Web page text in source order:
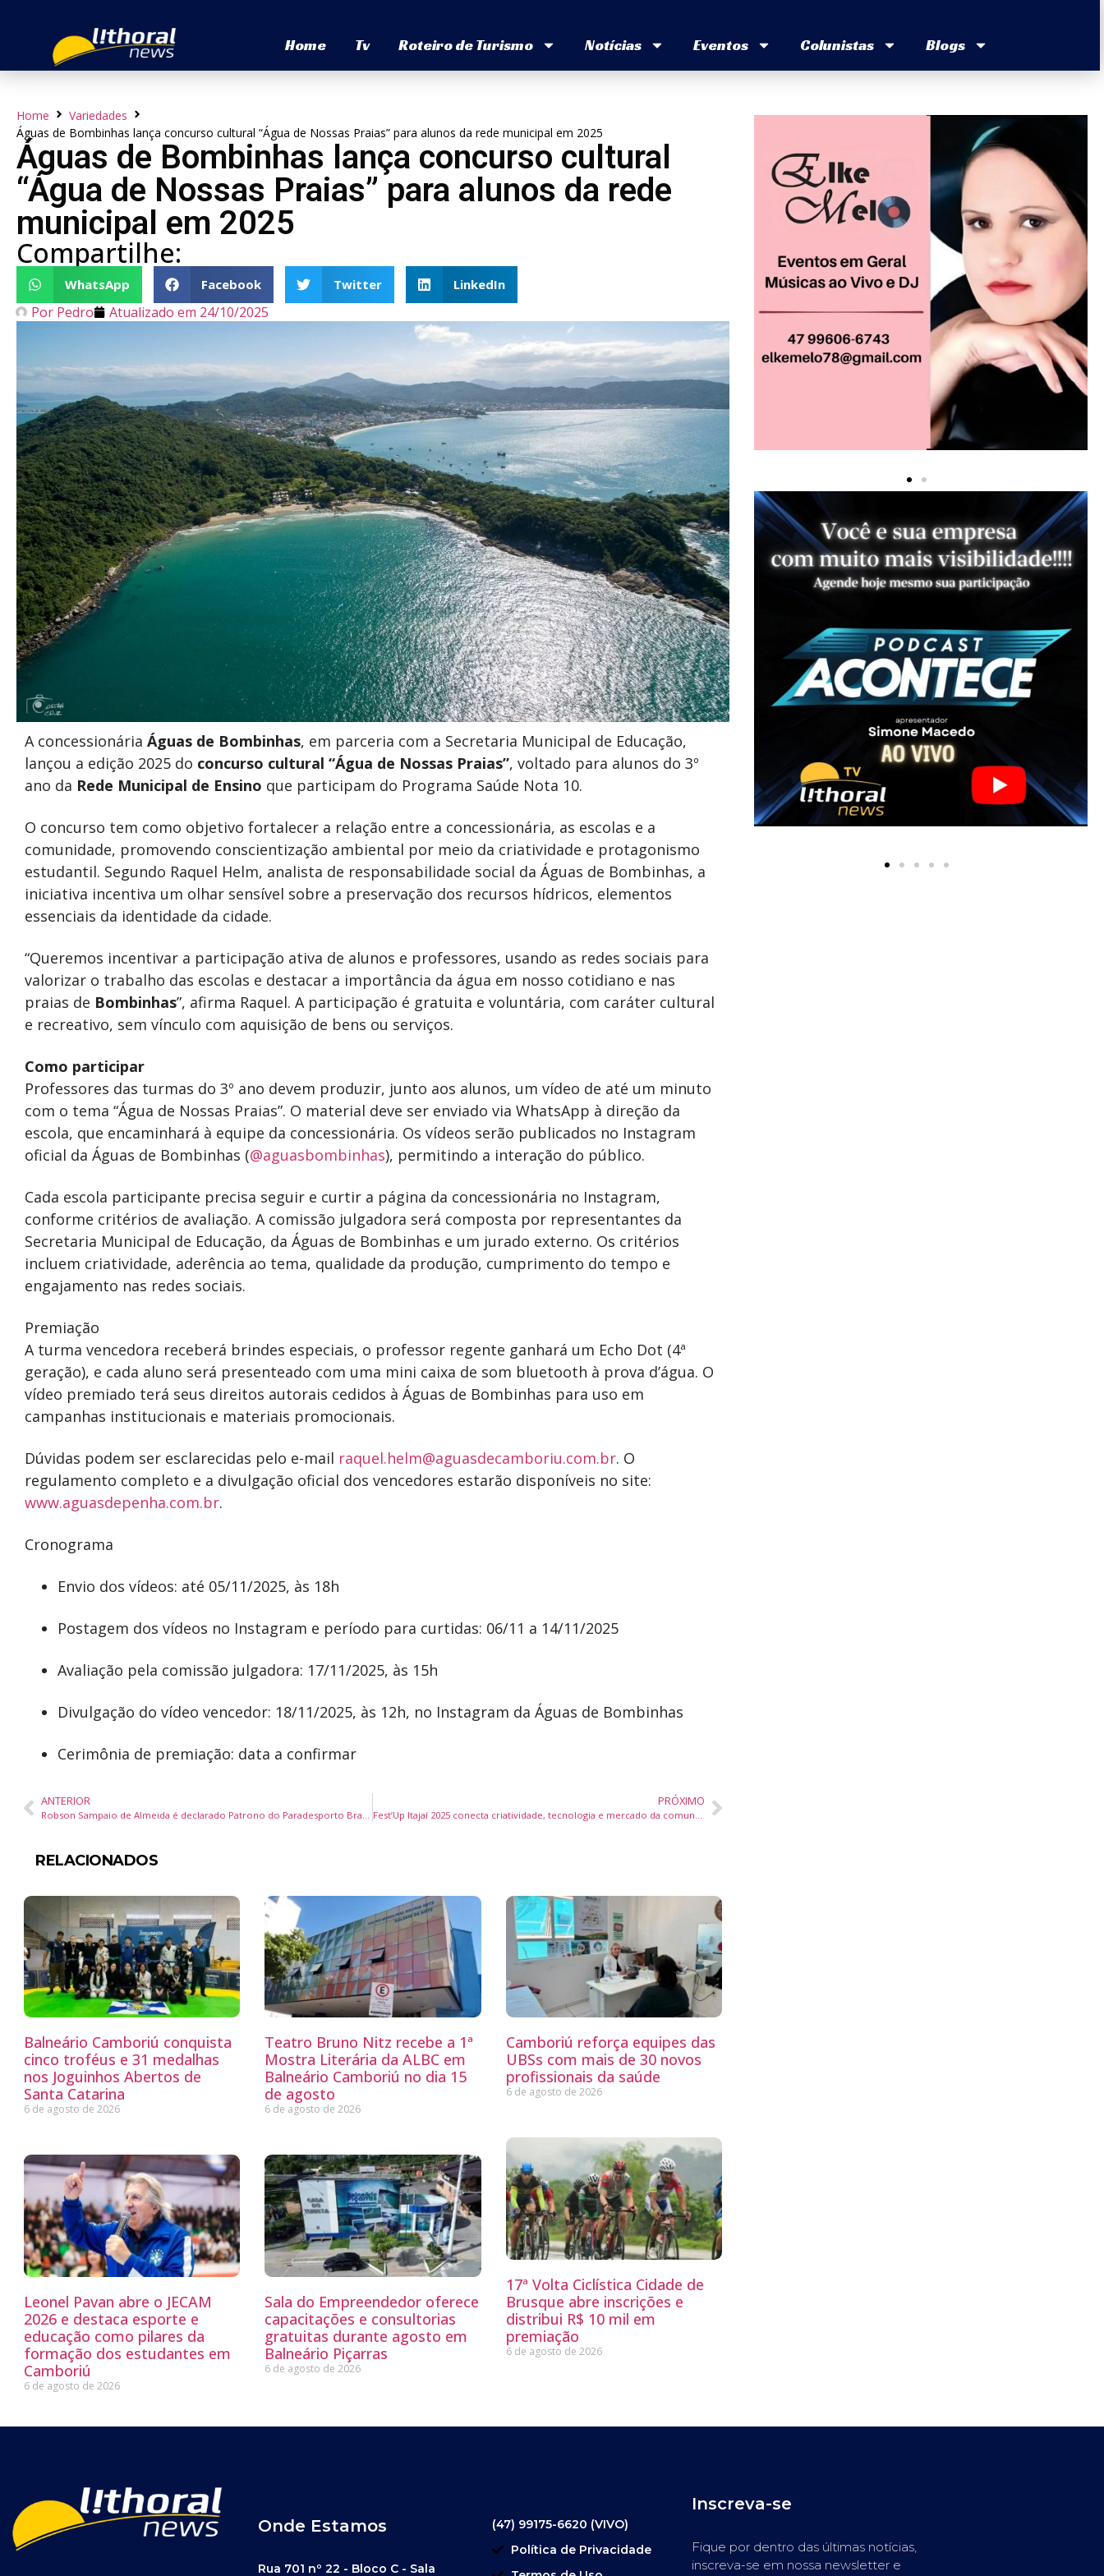
Home Tv Roteiro de Turismo Notícias Eventos Colunistas Blogs
Home
Variedades
Águas de Bombinhas lança concurso cultural “Água de Nossas Praias” para alunos da rede municipal em 2025
Águas de Bombinhas lança concurso cultural
“Água de Nossas Praias” para alunos da rede
municipal em 2025
Compartilhe:
WhatsApp Facebook Twitter LinkedIn
Por Pedro Atualizado em 24/10/2025
A concessionária Águas de Bombinhas, em parceria com a Secretaria Municipal de Educação,
lançou a edição 2025 do concurso cultural “Água de Nossas Praias”, voltado para alunos do 3º
ano da Rede Municipal de Ensino que participam do Programa Saúde Nota 10.
O concurso tem como objetivo fortalecer a relação entre a concessionária, as escolas e a
comunidade, promovendo conscientização ambiental por meio da criatividade e protagonismo
estudantil. Segundo Raquel Helm, analista de responsabilidade social da Águas de Bombinhas, a
iniciativa incentiva um olhar sensível sobre a preservação dos recursos hídricos, elementos
essenciais da identidade da cidade.
“Queremos incentivar a participação ativa de alunos e professores, usando as redes sociais para
valorizar o trabalho das escolas e destacar a importância da água em nosso cotidiano e nas
praias de Bombinhas”, afirma Raquel. A participação é gratuita e voluntária, com caráter cultural
e recreativo, sem vínculo com aquisição de bens ou serviços.
Como participar
Professores das turmas do 3º ano devem produzir, junto aos alunos, um vídeo de até um minuto
com o tema “Água de Nossas Praias”. O material deve ser enviado via WhatsApp à direção da
escola, que encaminhará à equipe da concessionária. Os vídeos serão publicados no Instagram
oficial da Águas de Bombinhas (@aguasbombinhas), permitindo a interação do público.
Cada escola participante precisa seguir e curtir a página da concessionária no Instagram,
conforme critérios de avaliação. A comissão julgadora será composta por representantes da
Secretaria Municipal de Educação, da Águas de Bombinhas e um jurado externo. Os critérios
incluem criatividade, aderência ao tema, qualidade da produção, cumprimento do tempo e
engajamento nas redes sociais.
Premiação
A turma vencedora receberá brindes especiais, o professor regente ganhará um Echo Dot (4ª
geração), e cada aluno será presenteado com uma mini caixa de som bluetooth à prova d’água. O
vídeo premiado terá seus direitos autorais cedidos à Águas de Bombinhas para uso em
campanhas institucionais e materiais promocionais.
Dúvidas podem ser esclarecidas pelo e-mail raquel.helm@aguasdecamboriu.com.br. O
regulamento completo e a divulgação oficial dos vencedores estarão disponíveis no site:
www.aguasdepenha.com.br.
Cronograma
Envio dos vídeos: até 05/11/2025, às 18h
Postagem dos vídeos no Instagram e período para curtidas: 06/11 a 14/11/2025
Avaliação pela comissão julgadora: 17/11/2025, às 15h
Divulgação do vídeo vencedor: 18/11/2025, às 12h, no Instagram da Águas de Bombinhas
Cerimônia de premiação: data a confirmar
ANTERIOR
Robson Sampaio de Almeida é declarado Patrono do Paradesporto Brasileiro
PRÓXIMO
Fest’Up Itajaí 2025 conecta criatividade, tecnologia e mercado da comunicação em SC
RELACIONADOS
Balneário Camboriú conquista
cinco troféus e 31 medalhas
nos Joguinhos Abertos de
Santa Catarina
6 de agosto de 2026
Teatro Bruno Nitz recebe a 1ª
Mostra Literária da ALBC em
Balneário Camboriú no dia 15
de agosto
6 de agosto de 2026
Camboriú reforça equipes das
UBSs com mais de 30 novos
profissionais da saúde
6 de agosto de 2026
Leonel Pavan abre o JECAM
2026 e destaca esporte e
educação como pilares da
formação dos estudantes em
Camboriú
6 de agosto de 2026
Sala do Empreendedor oferece
capacitações e consultorias
gratuitas durante agosto em
Balneário Piçarras
6 de agosto de 2026
17ª Volta Ciclística Cidade de
Brusque abre inscrições e
distribui R$ 10 mil em
premiação
6 de agosto de 2026
Onde Estamos
Rua 701 nº 22 - Bloco C - Sala
(47) 99175-6620 (VIVO)
Política de Privacidade
Inscreva-se
Fique por dentro das últimas notícias,
inscreva-se em nossa newsletter e